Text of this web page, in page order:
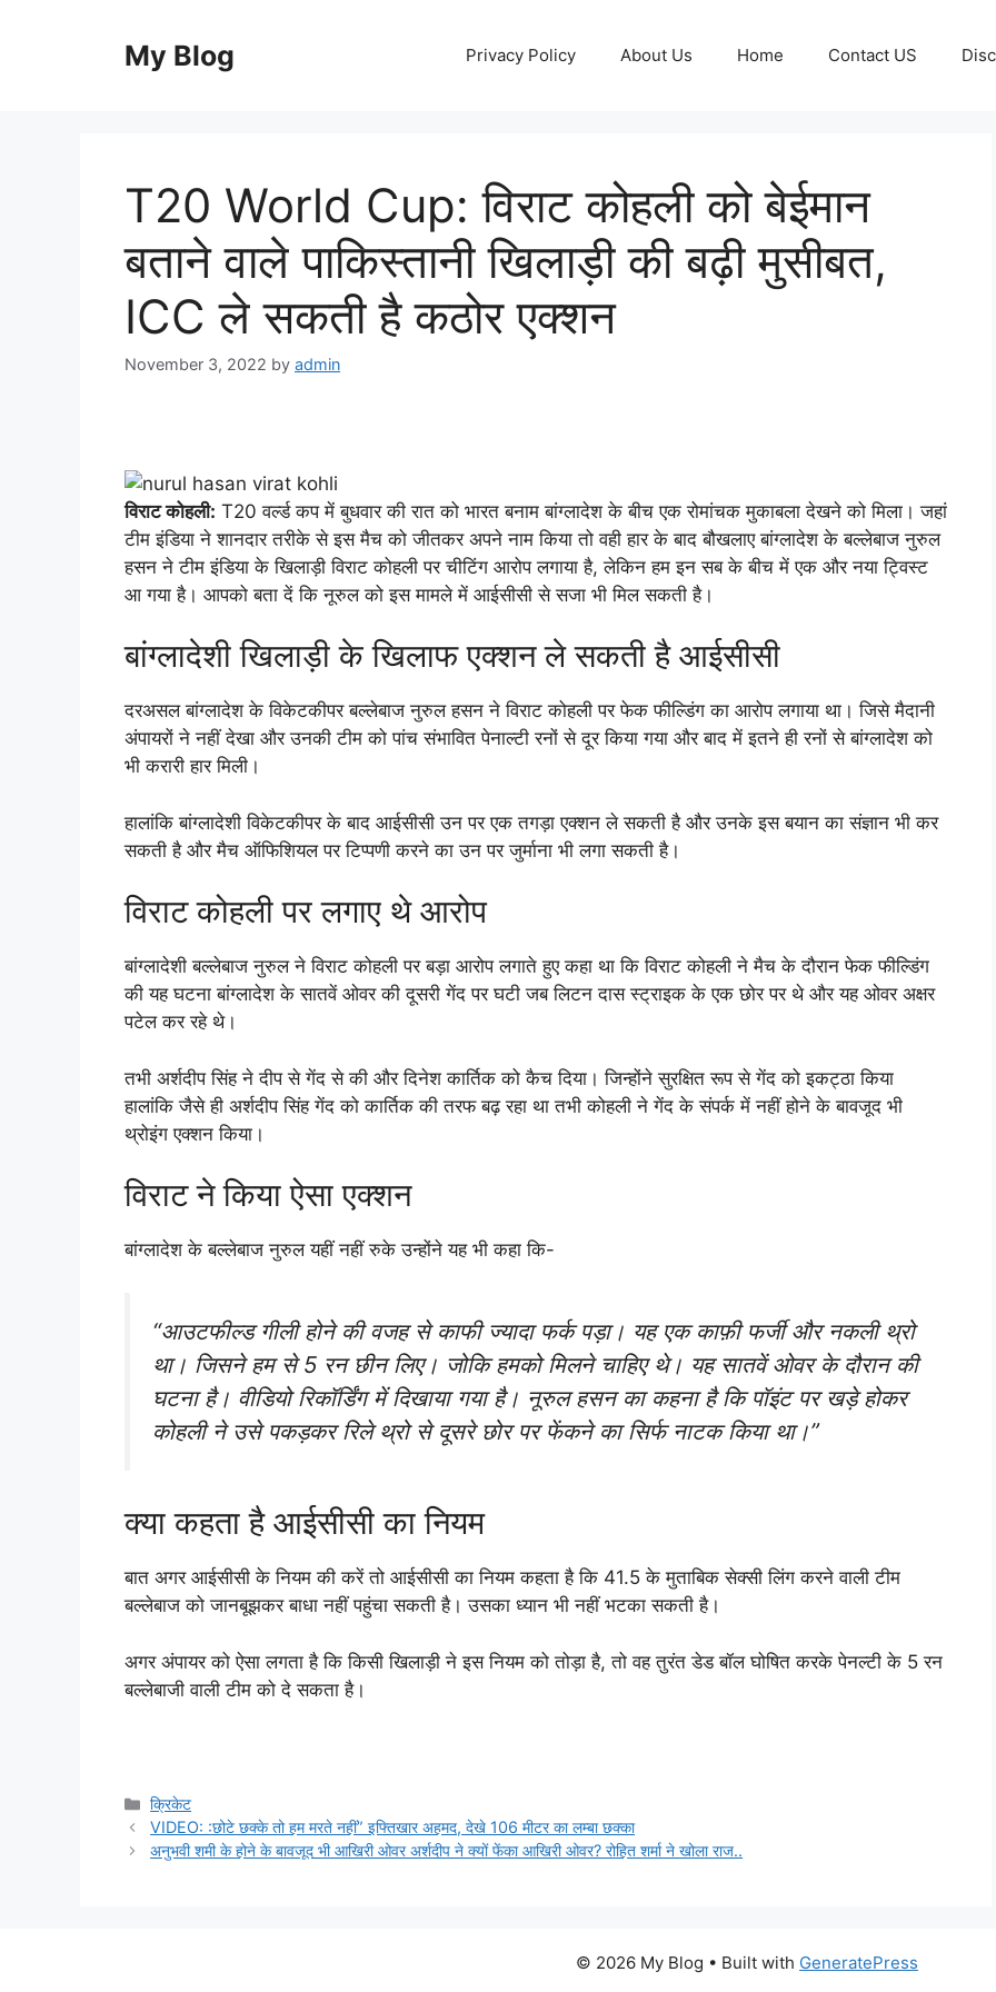
My Blog Privacy Policy About Us Home Contact US
T20 World Cup: विराट कोहली को बेईमान
बताने वाले पाकिस्तानी खिलाड़ी की बढ़ी मुसीबत,
ICC ले सकती है कठोर एक्शन
November 3, 2022 by admin
विराट कोहली: T20 वर्ल्ड कप में बुधवार की रात को भारत बनाम बांग्लादेश के बीच एक रोमांचक मुकाबला देखने को मिला। जहां
टीम इंडिया ने शानदार तरीके से इस मैच को जीतकर अपने नाम किया तो वही हार के बाद बौखलाए बांग्लादेश के बल्लेबाज नुरुल
हसन ने टीम इंडिया के खिलाड़ी विराट कोहली पर चीटिंग आरोप लगाया है, लेकिन हम इन सब के बीच में एक और नया ट्विस्ट
आ गया है। आपको बता दें कि नूरुल को इस मामले में आईसीसी से सजा भी मिल सकती है।
बांग्लादेशी खिलाड़ी के खिलाफ एक्शन ले सकती है आईसीसी
दरअसल बांग्लादेश के विकेटकीपर बल्लेबाज नुरुल हसन ने विराट कोहली पर फेक फील्डिंग का आरोप लगाया था। जिसे मैदानी
अंपायरों ने नहीं देखा और उनकी टीम को पांच संभावित पेनाल्टी रनों से दूर किया गया और बाद में इतने ही रनों से बांग्लादेश को
भी करारी हार मिली।
हालांकि बांग्लादेशी विकेटकीपर के बाद आईसीसी उन पर एक तगड़ा एक्शन ले सकती है और उनके इस बयान का संज्ञान भी कर
सकती है और मैच ऑफिशियल पर टिप्पणी करने का उन पर जुर्माना भी लगा सकती है।
विराट कोहली पर लगाए थे आरोप
बांग्लादेशी बल्लेबाज नुरुल ने विराट कोहली पर बड़ा आरोप लगाते हुए कहा था कि विराट कोहली ने मैच के दौरान फेक फील्डिंग
की यह घटना बांग्लादेश के सातवें ओवर की दूसरी गेंद पर घटी जब लिटन दास स्ट्राइक के एक छोर पर थे और यह ओवर अक्षर
पटेल कर रहे थे।
तभी अर्शदीप सिंह ने दीप से गेंद से की और दिनेश कार्तिक को कैच दिया। जिन्होंने सुरक्षित रूप से गेंद को इकट्ठा किया
हालांकि जैसे ही अर्शदीप सिंह गेंद को कार्तिक की तरफ बढ़ रहा था तभी कोहली ने गेंद के संपर्क में नहीं होने के बावजूद भी
थ्रोइंग एक्शन किया।
विराट ने किया ऐसा एक्शन
बांग्लादेश के बल्लेबाज नुरुल यहीं नहीं रुके उन्होंने यह भी कहा कि-
“आउटफील्ड गीली होने की वजह से काफी ज्यादा फर्क पड़ा। यह एक काफ़ी फर्जी और नकली थ्रो
था। जिसने हम से 5 रन छीन लिए। जोकि हमको मिलने चाहिए थे। यह सातवें ओवर के दौरान की
घटना है। वीडियो रिकॉर्डिंग में दिखाया गया है। नूरुल हसन का कहना है कि पॉइंट पर खड़े होकर
कोहली ने उसे पकड़कर रिले थ्रो से दूसरे छोर पर फेंकने का सिर्फ नाटक किया था।”
क्या कहता है आईसीसी का नियम
बात अगर आईसीसी के नियम की करें तो आईसीसी का नियम कहता है कि 41.5 के मुताबिक सेक्सी लिंग करने वाली टीम
बल्लेबाज को जानबूझकर बाधा नहीं पहुंचा सकती है। उसका ध्यान भी नहीं भटका सकती है।
अगर अंपायर को ऐसा लगता है कि किसी खिलाड़ी ने इस नियम को तोड़ा है, तो वह तुरंत डेड बॉल घोषित करके पेनल्टी के 5 रन
बल्लेबाजी वाली टीम को दे सकता है।
Categories
क्रिकेट
VIDEO: :छोटे छक्के तो हम मरते नहीं” इफ्तिखार अहमद, देखे 106 मीटर का लम्बा छक्का
अनुभवी शमी के होने के बावजूद भी आखिरी ओवर अर्शदीप ने क्यों फेंका आखिरी ओवर? रोहित शर्मा ने खोला राज..
© 2026 My Blog • Built with GeneratePress